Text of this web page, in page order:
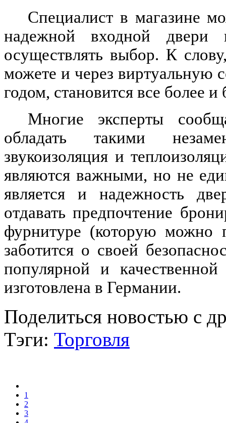
Специалист в магазине
надежной входной
осуществлять выбор. К
можете и через виртуальную
годом, становится все более
Многие эксперты
обладать такими
звукоизоляция и
являются важными, но не
является и надежность
отдавать предпочтение
фурнитуре (которую можно
заботится о своей
популярной и
изготовлена в Германии.
Поделиться новостью с
Тэги: Торговля
1
2
3